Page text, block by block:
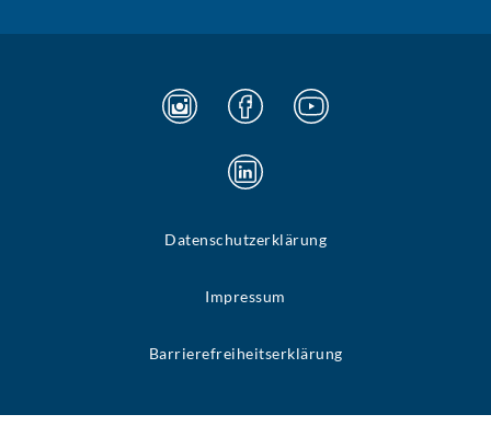
Datenschutzerklärung
Impressum
Barrierefreiheitserklärung